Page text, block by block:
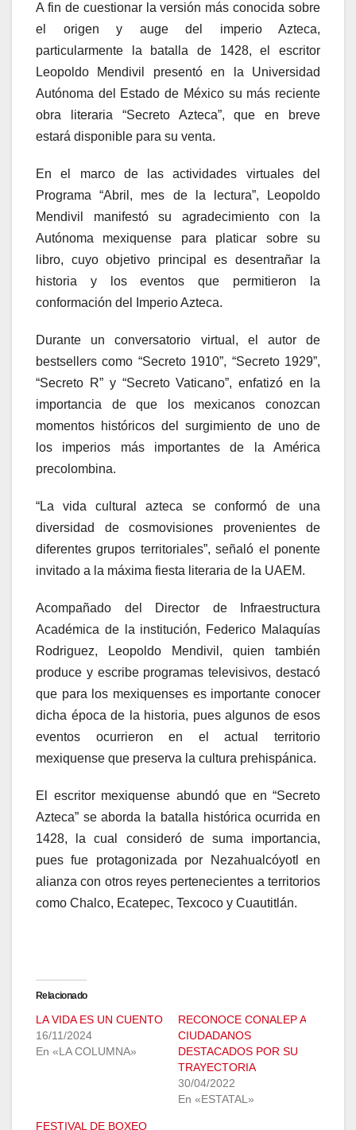
A fin de cuestionar la versión más conocida sobre
el origen y auge del imperio Azteca,
particularmente la batalla de 1428, el escritor
Leopoldo Mendivil presentó en la Universidad
Autónoma del Estado de México su más reciente
obra literaria “Secreto Azteca”, que en breve
estará disponible para su venta.
En el marco de las actividades virtuales del
Programa “Abril, mes de la lectura”, Leopoldo
Mendivil manifestó su agradecimiento con la
Autónoma mexiquense para platicar sobre su
libro, cuyo objetivo principal es desentrañar la
historia y los eventos que permitieron la
conformación del Imperio Azteca.
Durante un conversatorio virtual, el autor de
bestsellers como “Secreto 1910”, “Secreto 1929”,
“Secreto R” y “Secreto Vaticano”, enfatizó en la
importancia de que los mexicanos conozcan
momentos históricos del surgimiento de uno de
los imperios más importantes de la América
precolombina.
“La vida cultural azteca se conformó de una
diversidad de cosmovisiones provenientes de
diferentes grupos territoriales”, señaló el ponente
invitado a la máxima fiesta literaria de la UAEM.
Acompañado del Director de Infraestructura
Académica de la institución, Federico Malaquías
Rodriguez, Leopoldo Mendivil, quien también
produce y escribe programas televisivos, destacó
que para los mexiquenses es importante conocer
dicha época de la historia, pues algunos de esos
eventos ocurrieron en el actual territorio
mexiquense que preserva la cultura prehispánica.
El escritor mexiquense abundó que en “Secreto
Azteca” se aborda la batalla histórica ocurrida en
1428, la cual consideró de suma importancia,
pues fue protagonizada por Nezahualcóyotl en
alianza con otros reyes pertenecientes a territorios
como Chalco, Ecatepec, Texcoco y Cuautitlán.
Relacionado
LA VIDA ES UN CUENTO
16/11/2024
En «LA COLUMNA»
RECONOCE CONALEP A
CIUDADANOS
DESTACADOS POR SU
TRAYECTORIA
30/04/2022
En «ESTATAL»
FESTIVAL DE BOXEO